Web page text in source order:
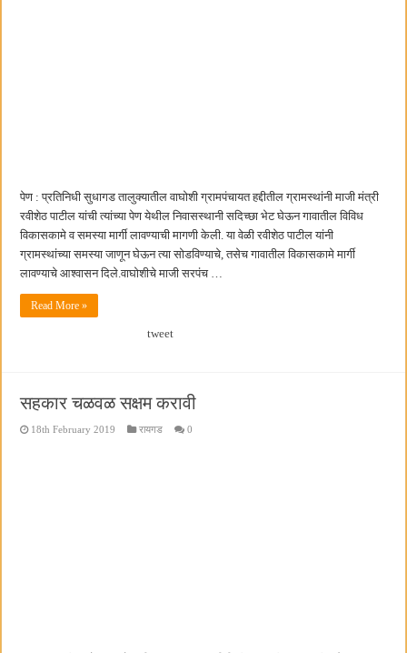
पेण : प्रतिनिधी सुधागड तालुक्यातील वाघोशी ग्रामपंचायत हद्दीतील ग्रामस्थांनी माजी मंत्री
रवीशेठ पाटील यांची त्यांच्या पेण येथील निवासस्थानी सदिच्छा भेट घेऊन गावातील विविध
विकासकामे व समस्या मार्गी लावण्याची मागणी केली. या वेळी रवीशेठ पाटील यांनी
ग्रामस्थांच्या समस्या जाणून घेऊन त्या सोडविण्याचे, तसेच गावातील विकासकामे मार्गी
लावण्याचे आश्वासन दिले.वाघोशीचे माजी सरपंच …
Read More »
tweet
सहकार चळवळ सक्षम करावी
18th February 2019 रायगड 0